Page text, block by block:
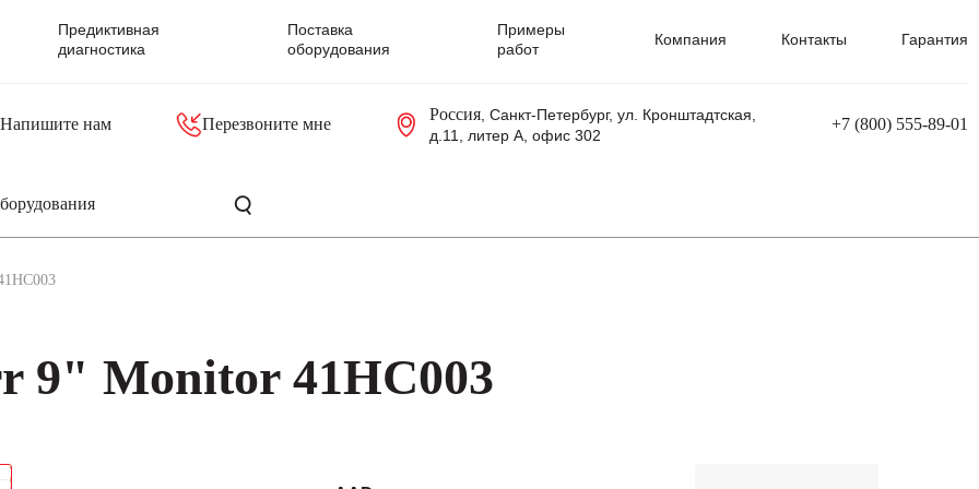
Предиктивная
диагностика
Поставка
оборудования
Примеры
работ
Компания Контакты Гарантия
Напишите нам Перезвоните мне
Россия, Санкт-Петербург, ул. Кронштадтская,
д.11, литер А, офис 302
+7 (800) 555-89-01
9" Monitor 41HC003